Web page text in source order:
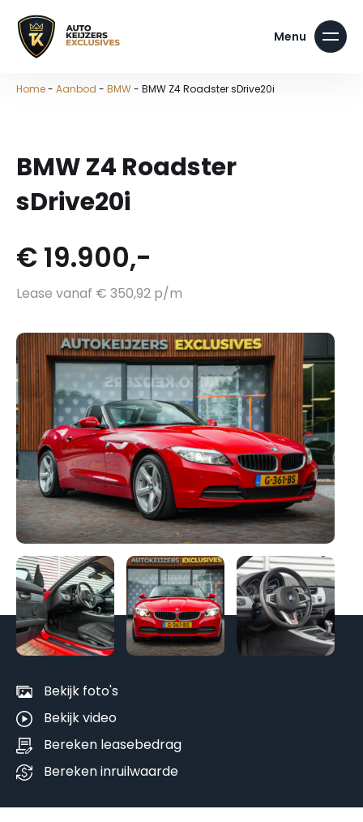
Home- Aanbod - BMW- BMW Z4 Roadster sDrive20i
BMW Z4 Roadster
sDrive20i
€ 19.900,-
Lease vanaf € 350,92 p/m
Bekijk foto's
Bekijk video
Bereken leasebedrag
Bereken inruilwaarde